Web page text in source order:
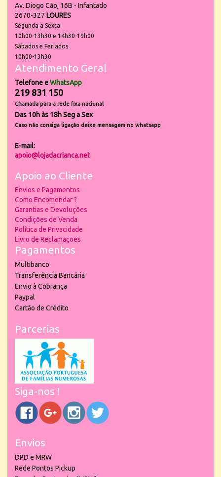
Av. Diogo Cão, 16B - Infantado
2670-327 LOURES
Segunda a Sexta
10h00-13h30 e 14h30-19h00
Sábados e Feriados
10h00-13h30
Atendimento Geral
Telefone eWhatsApp
219 831 150
Chamada para a rede fixa nacional
Das 10h às 18h Seg a Sex
Caso não consiga ligação deixe mensagem no whatsapp
E-mail:
apoio@lojadacrianca.net
Apoio ao Cliente
Envios e Pagamentos
Como Encomendar ?
Garantias e Devoluções
Condições de Venda
Política de Privacidade
Livro de Reclamações
Pagamentos
Multibanco
Transferência Bancária
Envio à Cobrança
Paypal
Cartão de Crédito
Parcerias
Siga-nos !
Envios
DPD e MRW
Rede Pontos Pickup